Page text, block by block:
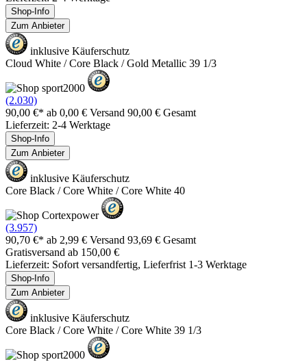
Shop-Info
Zum Anbieter
inklusive Käuferschutz
Cloud White / Core Black / Gold Metallic 39 1/3
(2.030)
90,00 €* ab 0,00 € Versand 90,00 € Gesamt
Lieferzeit: 2-4 Werktage
Shop-Info
Zum Anbieter
inklusive Käuferschutz
Core Black / Core White / Core White 40
(3.957)
90,70 €* ab 2,99 € Versand 93,69 € Gesamt
Gratisversand ab 150,00 €
Lieferzeit: Sofort versandfertig, Lieferfrist 1-3 Werktage
Shop-Info
Zum Anbieter
inklusive Käuferschutz
Core Black / Core White / Core White 39 1/3